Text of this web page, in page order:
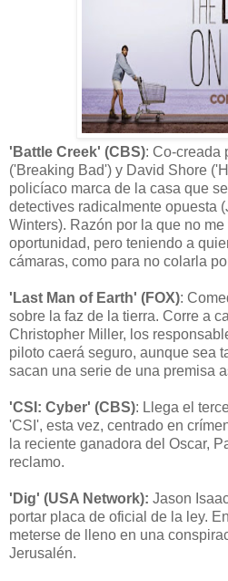
'Battle Creek' (CBS): Co-creada
('Breaking Bad') y David Shore
policíaco marca de la casa que
detectives radicalmente opuesta
Winters). Razón por la que no
oportunidad, pero teniendo a
cámaras, como para no colarla
'Last Man of Earth' (FOX):
sobre la faz de la tierra. Corre a
Christopher Miller, los
piloto caerá seguro, aunque sea
sacan una serie de una premisa
'CSI: Cyber' (CBS): Llega el
'CSI', esta vez, centrado en
la reciente ganadora del Oscar,
reclamo.
'Dig' (USA Network): Jason
portar placa de oficial de la ley.
meterse de lleno en una
Jerusalén.